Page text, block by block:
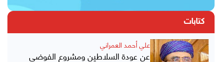
كتابات
علي أحمد العمراني
عن عودة السلاطين ومشروع الفوضى